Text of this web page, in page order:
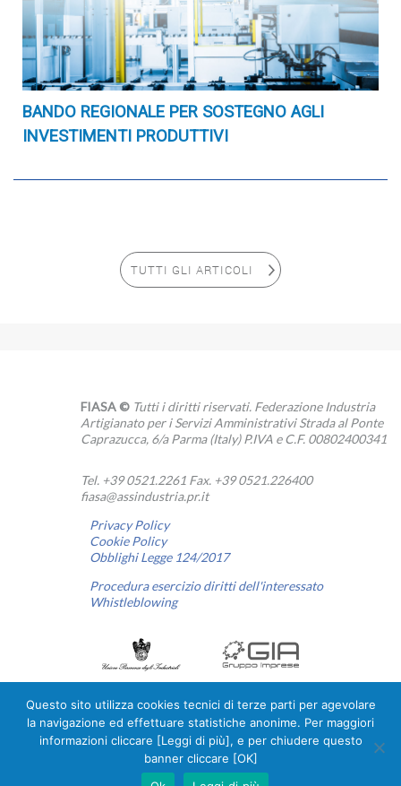
BANDO REGIONALE PER SOSTEGNO AGLI
INVESTIMENTI PRODUTTIVI
TUTTI GLI ARTICOLI
FIASA ©Tutti i diritti riservati. Federazione Industria
Artigianato per i Servizi Amministrativi Strada al Ponte
Caprazucca, 6/a Parma (Italy) P.IVA e C.F. 00802400341
Tel. +39 0521.2261 Fax. +39 0521.226400
fiasa@assindustria.pr.it
Privacy Policy
Cookie Policy
Obblighi Legge 124/2017
Procedura esercizio diritti dell'interessato
Whistleblowing
Linkedin
Questo sito utilizza cookies tecnici di terze parti per agevolare
la navigazione ed effettuare statistiche anonime. Per maggiori
informazioni cliccare [Leggi di più], e per chiudere questo
banner cliccare [OK]